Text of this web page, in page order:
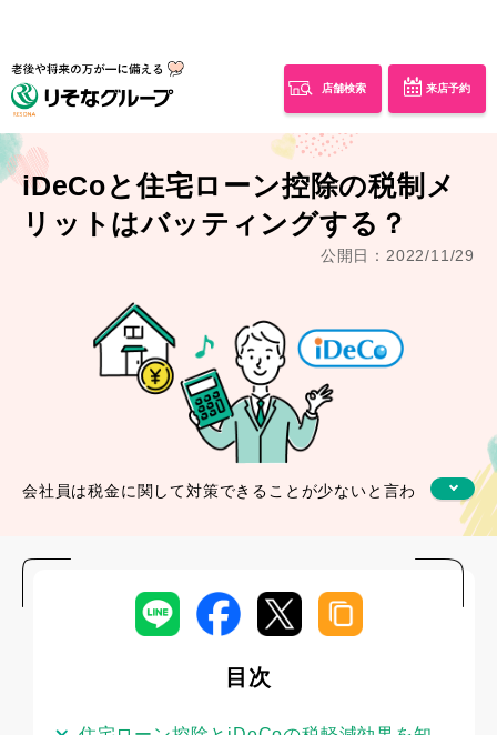
店舗検索 来店予約
iDeCoと住宅ローン控除の税制メ
リットはバッティングする？
公開日：2022/11/29
会社員は税金に関して対策できることが少ないと言わ
あります。税金について勉強されている方なら、これ
らの制度を複数活用されているかもしれません。今回
は、iDeCoと住宅ローン控除を組み合わせた場合につ
目次